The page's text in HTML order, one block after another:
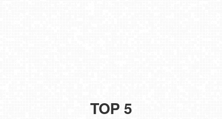
TOP 5